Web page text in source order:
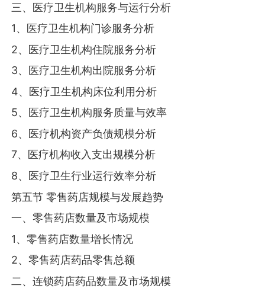
三、医疗卫生机构服务与运行分析
1、医疗卫生机构门诊服务分析
2、医疗卫生机构住院服务分析
3、医疗卫生机构出院服务分析
4、医疗卫生机构床位利用分析
5、医疗卫生机构服务质量与效率
6、医疗机构资产负债规模分析
7、医疗机构收入支出规模分析
8、医疗卫生行业运行效率分析
第五节 零售药店规模与发展趋势
一、零售药店数量及市场规模
1、零售药店数量增长情况
2、零售药店药品零售总额
二、连锁药店药品数量及市场规模